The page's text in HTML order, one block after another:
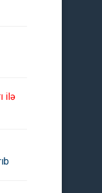
mövqeləri atəşə
ilə